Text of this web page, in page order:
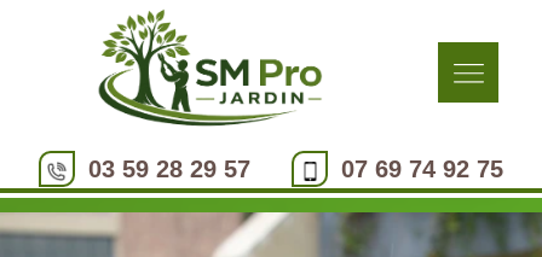
03 59 28 29 57 07 69 74 92 75